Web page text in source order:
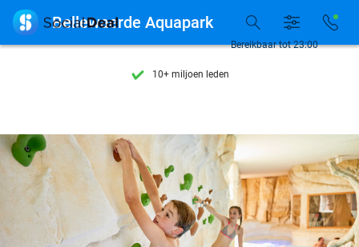
7 dagen per week beschikbaar
10+ miljoen leden
7 dagen per week beschikbaar
10+ miljoen leden
Bereikbaar tot 23:00
 Bellewaerde Aquapark